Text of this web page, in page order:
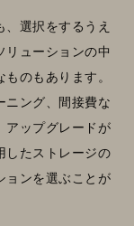
選択をするうえ
リューションの中
のもあります。
ニング、間接費な
アップグレードが
したストレージの
ョンを選ぶことが